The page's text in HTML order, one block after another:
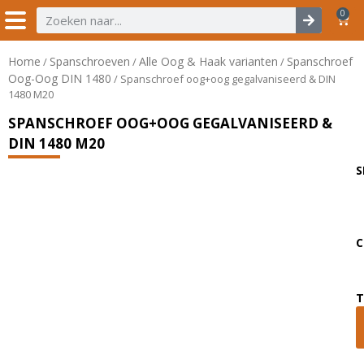
0
Home / Spanschroeven /Alle Oog & Haak varianten / Spanschroef
Oog-Oog DIN 1480 / Spanschroef oog+oog gegalvaniseerd & DIN
1480 M20
SPANSCHROEF OOG+OOG GEGALVANISEERD &
DIN 1480 M20